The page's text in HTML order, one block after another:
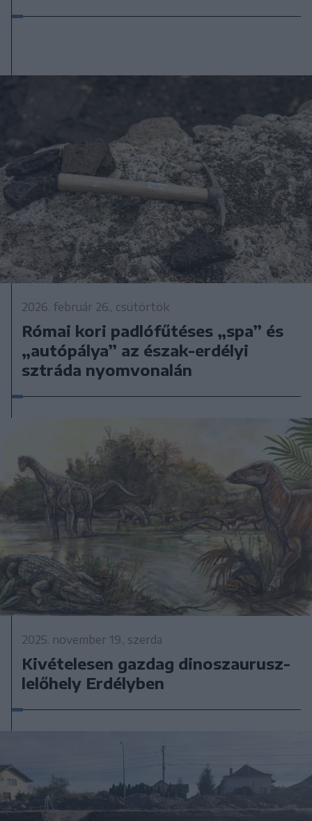
2026. február 26., csütörtök
Római kori padlófűtéses „spa” és
„autópálya” az észak-erdélyi
sztráda nyomvonalán
2025. november 19., szerda
Kivételesen gazdag dinoszaurusz-
lelőhely Erdélyben